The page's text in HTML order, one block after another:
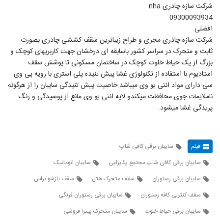
شرکت سازه چادری nha
09300093934
افضلی
شرکت سازه چادری مجری و طراح زیباترین سقف کششی چادری بصورت
ثابت و متحرک در سراسر کشور باسابقه ای درخشان جهت کاربریهای کوچک و
بزرگ از یک حیاط خلوت کوچک در ساختمان مسکونی تا پوشش سقف
استادیوم با استفاده از تکنولوژی غشا پیش تنیده پلی استری با رویه پی وی
سی دارای مواد انتی یو وی میباشد.خاصیت پیش تنیدگی سایبان را از هرگونه
ناملایمات جوی محافظت میکندو لایه انتی یو وی مانع از پوسیدگی و رنگ
پریدگی غشا میشود.
فیلم
سایبان برقی کافی شاپ
سایبان برقی کافی شاپ مجتمع پذیرایی
سایبان اتوماتیک
سایبان برقی رستوران
سقف متحرک هتل
سقف بازشو تراس
سقف کنترلی کافه رستوران
سایبان برقی رستوران فرنگی
سایبان برقی حیاط خلوت
سایبان متحرک پیتزا فروشی